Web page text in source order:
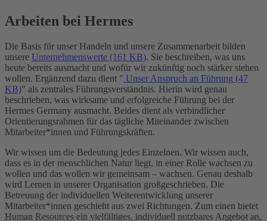
Arbeiten bei Hermes
Die Basis für unser Handeln und unsere Zusammenarbeit bilden
unsere Unternehmenswerte (161 KB). Sie beschreiben, was uns
heute bereits ausmacht und wofür wir zukünftig noch stärker stehen
wollen. Ergänzend dazu dient " Unser Anspruch an Führung (47
KB)" als zentrales Führungsverständnis. Hierin wird genau
beschrieben, was wirksame und erfolgreiche Führung bei der
Hermes Germany ausmacht. Beides dient als verbindlicher
Orientierungsrahmen für das tägliche Miteinander zwischen
Mitarbeiter*innen und Führungskräften.
Wir wissen um die Bedeutung jedes Einzelnen. Wir wissen auch,
dass es in der menschlichen Natur liegt, in einer Rolle wachsen zu
wollen und das wollen wir gemeinsam – wachsen. Genau deshalb
wird Lernen in unserer Organisation großgeschrieben. Die
Betreuung der individuellen Weiterentwicklung unserer
Mitarbeiter*innen geschieht aus zwei Richtungen. Zum einen bietet
Human Resources ein vielfältiges, individuell nutzbares Angebot an,